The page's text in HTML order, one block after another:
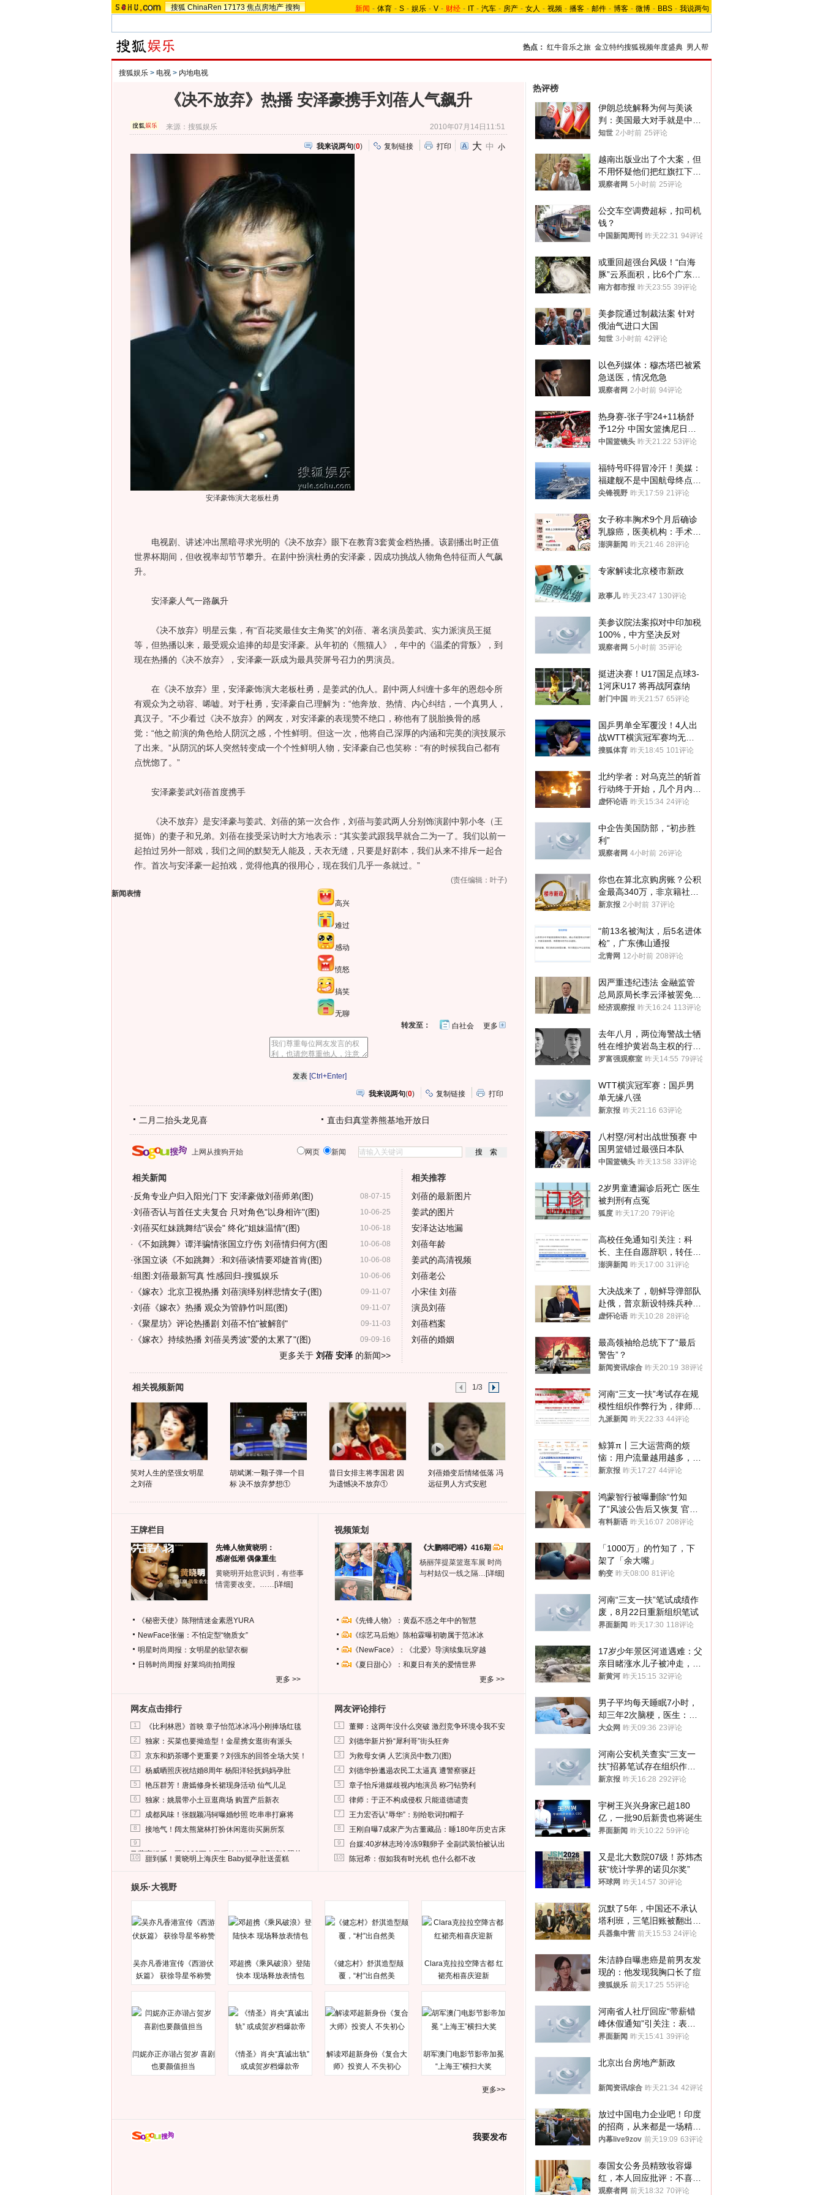
搜狐 ChinaRen 17173 焦点房地产 搜狗 新闻 - 体育 - S - 娱乐 - V - 财经 - IT - 汽车 - 房产 - 女人 - 视频 - 播客 - 邮件 - 博客 - 微博 - BBS - 我说两句
热点： 红牛音乐之旅 金立特约搜狐视频年度盛典 男人帮
搜狐娱乐 > 电视 > 内地电视
《决不放弃》热播 安泽豪携手刘蓓人气飙升
来源：搜狐娱乐 2010年07月14日11:51
我来说两句(0) 复制链接 打印 大 中 小
安泽豪饰演大老板杜勇
电视剧、讲述冲出黑暗寻求光明的《决不放弃》眼下在教育3套黄金档热播。该剧播出时正值
世界杯期间，但收视率却节节攀升。在剧中扮演杜勇的安泽豪，因成功挑战人物角色特征而人气飙
升。
安泽豪人气一路飙升
《决不放弃》明星云集，有“百花奖最佳女主角奖”的刘蓓、著名演员姜武、实力派演员王挺
等，但热播以来，最受观众追捧的却是安泽豪。从年初的《熊猫人》，年中的《温柔的背叛》，到
现在热播的《决不放弃》，安泽豪一跃成为最具荧屏号召力的男演员。
在《决不放弃》里，安泽豪饰演大老板杜勇，是姜武的仇人。剧中两人纠缠十多年的恩怨令所
有观众为之动容、唏嘘。对于杜勇，安泽豪自己理解为：“他奔放、热情、内心纠结，一个真男人，
真汉子。”不少看过《决不放弃》的网友，对安泽豪的表现赞不绝口，称他有了脱胎换骨的感
觉：“他之前演的角色给人阴沉之感，个性鲜明。但这一次，他将自己深厚的内涵和完美的演技展示
了出来。”从阴沉的坏人突然转变成一个个性鲜明人物，安泽豪自己也笑称：“有的时候我自己都有
点恍惚了。”
安泽豪姜武刘蓓首度携手
《决不放弃》是安泽豪与姜武、刘蓓的第一次合作，刘蓓与姜武两人分别饰演剧中郭小冬（王
挺饰）的妻子和兄弟。刘蓓在接受采访时大方地表示：“其实姜武跟我早就合二为一了。我们以前一
起拍过另外一部戏，我们之间的默契无人能及，天衣无缝，只要是好剧本，我们从来不排斥一起合
作。首次与安泽豪一起拍戏，觉得他真的很用心，现在我们几乎一条就过。”
(责任编辑：叶子)
新闻表情
高兴
难过
感动
愤怒
搞笑
无聊
更多开
转发至： 白社会
[Ctrl+Enter]
我来说两句(0) 复制链接 打印
二月二抬头龙见喜 直击归真堂养熊基地开放日
上网从搜狗开始 网页 新闻
相关新闻
08-07-15
· 反角专业户归入阳光门下 安泽豪做刘蓓师弟(图)
10-06-25
·刘蓓否认与首任丈夫复合 只对角色"以身相许"(图)
10-06-18
·刘蓓买红妹跳舞结"误会" 终化"姐妹温情"(图)
10-06-08
· 《不如跳舞》谭洋骗情张国立疗伤 刘蓓情归何方(图
10-06-08
·张国立谈《不如跳舞》:和刘蓓谈情要邓婕首肯(图)
10-06-06
·组图:刘蓓最新写真 性感回归-搜狐娱乐
09-11-07
· 《嫁衣》北京卫视热播 刘蓓演绎别样悲情女子(图)
09-11-07
·刘蓓《嫁衣》热播 观众为管静竹叫屈(图)
09-11-03
· 《聚星坊》评论热播剧 刘蓓不怕"被解剖"
09-09-16
· 《嫁衣》持续热播 刘蓓吴秀波"爱的太累了"(图)
更多关于 刘蓓 安泽的新闻>>
相关推荐
刘蓓的最新图片
姜武的图片
安泽达达地漏
刘蓓年龄
姜武的高清视频
刘蓓老公
小宋佳 刘蓓
演员刘蓓
刘蓓档案
刘蓓的婚姻
相关视频新闻 1/3
笑对人生的坚强女明星
之刘蓓
胡斌渊:一颗子弹一个目
标 决不放弃梦想①
昔日女排主将李国君 因
为遗憾决不放弃①
刘蓓婚变后情绪低落 冯
远征男人方式安慰
王牌栏目
先锋人物黄晓明：
感谢低潮 偶像重生
黄晓明开始意识到，有些事
情需要改变。…… [详细]
《秘密天使》陈翔情迷金素恩YURA
NewFace张俪：不怕定型“物质女”
明星时尚周报：女明星的欲望衣橱
日韩时尚周报 好莱坞街拍周报
更多 >>
视频策划
《大鹏嘚吧嘚》416期
杨丽萍提菜篮逛车展 时尚
与村姑仅一线之隔… [详细]
《先锋人物》：黄磊不惑之年中的智慧
《综艺马后炮》陈柏霖曝初吻属于范冰冰
《NewFace》：《北爱》导演续集玩穿越
《夏日甜心》：和夏日有关的爱情世界
更多 >>
网友点击排行
1 《比利林恩》首映 章子怡范冰冰冯小刚捧场红毯
2 独家：买菜也要拗造型！金星携女逛街有派头
3 京东和奶茶哪个更重要？刘强东的回答全场大笑！
4 杨威晒照庆祝结婚8周年 杨阳洋轻抚妈妈孕肚
5 艳压群芳！唐嫣修身长裙现身活动 仙气儿足
6 独家：姚晨带小土豆逛商场 购置产后新衣
7 成都风味！张靓颖冯轲曝婚纱照 吃串串打麻将
8 接地气！阔太熊黛林打扮休闲逛街买厕所泵
9
马蓉离婚后，砸1000万人民币给媒体要求删掉这照片
10 甜到腻！黄晓明上海庆生 Baby挺孕肚送蛋糕
网友评论排行
1 董卿：这两年没什么突破 激烈竞争环境令我不安
2 刘德华新片扮“犀利哥”街头狂奔
3 为救母女俩 人艺演员中数刀(图)
4 刘德华扮邋遢农民工太逼真 遭警察驱赶
5 章子怡斥港媒歧视内地演员 称刁钻势利
6 律师：于正不构成侵权 只能道德谴责
7 王力宏否认“辱华”：别给歌词扣帽子
8 王刚自曝7成家产为古董藏品：睡180年历史古床
9 台媒:40岁林志玲冷冻9颗卵子 全副武装怕被认出
10 陈冠希：假如我有时光机 也什么都不改
娱乐·大视野
吴亦凡香港宣传《西游伏
妖篇》 获徐导星爷称赞
邓超携《乘风破浪》登陆
快本 现场释放表情包
《健忘村》舒淇造型颠
覆，“村”出自然美
Clara克拉拉空降古都 红
裙亮相喜庆迎新
闫妮亦正亦谐占贺岁 喜剧
也要颜值担当
《情圣》肖央“真诚出轨”
或成贺岁档爆款帝
解读邓超新身份《复合大
师》投资人 不失初心
胡军澳门电影节影帝加冕
“上海王”横扫大奖
更多>>
我要发布
热评榜
伊朗总统解释为何与美谈
判：美国最大对手就是中
国，但他们也在对话
知世 2小时前 25评论
越南出版业出了个大案，但
不用怀疑他们把红旗扛下去
的决心
观察者网 5小时前 25评论
公交车空调费超标，扣司机
钱？
中国新闻周刊 昨天22:31 94评论
或重回超强台风级！“白海
豚”云系面积，比6个广东还
大！深圳官方：注意这件事
南方都市报 昨天23:55 39评论
美参院通过制裁法案 针对
俄油气进口大国
知世 3小时前 42评论
以色列媒体：穆杰塔巴被紧
急送医，情况危急
观察者网 2小时前 94评论
热身赛-张子宇24+11杨舒
予12分 中国女篮擒尼日利
亚
中国篮镜头 昨天21:22 53评论
福特号吓得冒冷汗！美媒：
福建舰不是中国航母终点，
而是新起点！
尖锋视野 昨天17:59 21评论
女子称丰胸术9个月后确诊
乳腺癌，医美机构：手术不
可能引发癌症，建议走司法
澎湃新闻 昨天21:46 28评论
专家解读北京楼市新政
政事儿 昨天23:47 130评论
美参议院法案拟对中印加税
100%，中方坚决反对
观察者网 5小时前 35评论
挺进决赛！U17国足点球3-
1河床U17 将再战阿森纳
射门中国 昨天21:57 65评论
国乒男单全军覆没！4人出
战WTT横滨冠军赛均无缘
八强
搜狐体育 昨天18:45 101评论
北约学者：对乌克兰的斩首
行动终于开始，几个月内乌
将投降
虚怀论语 昨天15:34 24评论
中企告美国防部，“初步胜
利”
观察者网 4小时前 26评论
你也在算北京购房账？公积
金最高340万，非京籍社保
1年
新京报 2小时前 37评论
“前13名被淘汰，后5名进体
检”，广东佛山通报
北青网 12小时前 208评论
因严重违纪违法 金融监管
总局原局长李云泽被罢免全
国人大代表
经济观察报 昨天16:24 113评论
去年八月，两位海警战士牺
牲在维护黄岩岛主权的行动
中
罗富强观察室 昨天14:55 79评论
WTT横滨冠军赛：国乒男
单无缘八强
新京报 昨天21:16 63评论
八村塁/河村出战世预赛 中
国男篮错过最强日本队
中国篮镜头 昨天13:58 33评论
2岁男童遭漏诊后死亡 医生
被判刑有点冤
狐度 昨天17:20 79评论
高校任免通知引关注：科
长、主任自愿辞职，转任思
政辅导员
澎湃新闻 昨天17:00 31评论
大决战来了，朝鲜导弹部队
赴俄，普京新设特殊兵种，
76岁老将扛旗
虚怀论语 昨天10:28 28评论
最高领袖给总统下了“最后
警告”？
新闻资讯综合 昨天20:19 38评论
河南“三支一扶”考试存在规
模性组织作弊行为，律师：
涉嫌非法获取国家秘密罪等
九派新闻 昨天22:33 44评论
鲸算π丨三大运营商的烦
恼：用户流量越用越多，收
入却越来越少
新京报 昨天17:27 44评论
鸿蒙智行被曝删除“竹知
了”风波公告后又恢复 官媒
曾力挺：劝华为要大度的，
有料新语 昨天16:07 208评论
「1000万」的竹知了，下
架了「余大嘴」
豹变 昨天08:00 81评论
河南“三支一扶”笔试成绩作
废，8月22日重新组织笔试
界面新闻 昨天17:30 118评论
17岁少年景区河道遇难：父
亲目睹涨水儿子被冲走，当
地排除上游泄洪，家属盼厘
新黄河 昨天15:15 32评论
男子平均每天睡眠7小时，
却三年2次脑梗，医生：这
样睡觉更伤身
大众网 昨天09:36 23评论
河南公安机关查实“三支一
扶”招募笔试存在组织作弊
犯罪行为
新京报 昨天16:28 292评论
宇树王兴兴身家已超180
亿，一批90后新贵也将诞生
界面新闻 昨天10:22 59评论
又是北大数院07级！苏炜杰
获“统计学界的诺贝尔奖”
环球网 昨天14:57 30评论
沉默了5年，中国还不承认
塔利班，三笔旧账被翻出，
最大风险出现
兵器集中营 前天15:53 24评论
朱洁静自曝患癌是前男友发
现的：他发现我胸口长了痘
搜狐娱乐 前天17:25 55评论
河南省人社厅回应“带薪错
峰休假通知”引关注：表述
不够准确，待修改后印发
界面新闻 昨天15:41 39评论
北京出台房地产新政
新闻资讯综合 昨天21:34 42评论
放过中国电力企业吧！印度
的招商，从来都是一场精准
收割
内幕live9zov 前天19:09 63评论
泰国女公务员精致妆容爆
红，本人回应批评：不喜欢
就别看
观察者网 前天18:32 70评论